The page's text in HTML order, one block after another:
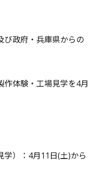
び政府・兵庫県からの
作体験・工場見学を4月
）：4月11日(土)から